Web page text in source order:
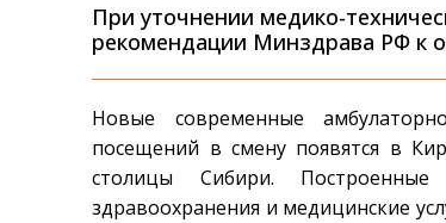
При уточнении медико-
рекомендации Минздрава РФ к
Новые современные
посещений в смену появятся в
столицы Сибири. Построенные
здравоохранения и медицинские